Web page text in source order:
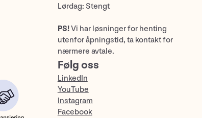
Lørdag: Stengt
PS!Vi har løsninger for henting
utenfor åpningstid, ta kontakt for
nærmere avtale.
Følg oss
LinkedIn
YouTube
Instagram
Facebook